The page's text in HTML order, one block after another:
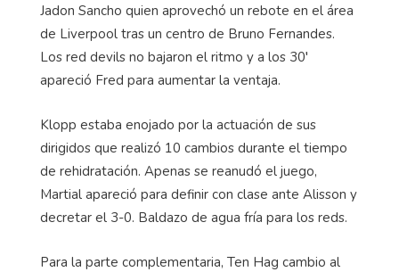
Jadon Sancho quien aprovechó un rebote en el área
de Liverpool tras un centro de Bruno Fernandes.
Los red devils no bajaron el ritmo y a los 30′
apareció Fred para aumentar la ventaja.
Klopp estaba enojado por la actuación de sus
dirigidos que realizó 10 cambios durante el tiempo
de rehidratación. Apenas se reanudó el juego,
Martial apareció para definir con clase ante Alisson y
decretar el 3-0. Baldazo de agua fría para los reds.
Para la parte complementaria, Ten Hag cambio al